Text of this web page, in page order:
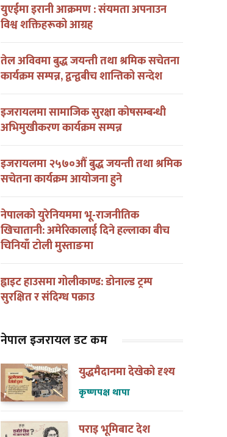
युएईमा इरानी आक्रमण : संयमता अपनाउन
विश्व शक्तिहरूको आग्रह
तेल अविवमा बुद्ध जयन्ती तथा श्रमिक सचेतना
कार्यक्रम सम्पन्न, द्वन्द्वबीच शान्तिको सन्देश
इजरायलमा सामाजिक सुरक्षा कोषसम्बन्धी
अभिमुखीकरण कार्यक्रम सम्पन्न
इजरायलमा २५७०औं बुद्ध जयन्ती तथा श्रमिक
सचेतना कार्यक्रम आयोजना हुने
नेपालको युरेनियममा भू-राजनीतिक
खिचातानी: अमेरिकालाई दिने हल्लाका बीच
चिनियाँ टोली मुस्ताङमा
ह्वाइट हाउसमा गोलीकाण्ड: डोनाल्ड ट्रम्प
सुरक्षित र संदिग्ध पक्राउ
नेपाल इजरायल डट कम
युद्धमैदानमा देखेको दृश्य
कृष्णपक्ष थापा
पराइ भूमिबाट देश